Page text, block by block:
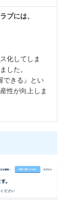
ブには、
化してしま
した。
できる』とい
性が向上しま